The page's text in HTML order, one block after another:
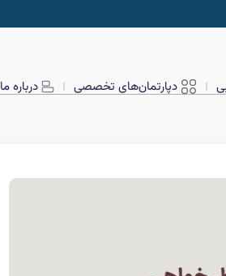
دپارتمان‌های تخصصی درباره ما